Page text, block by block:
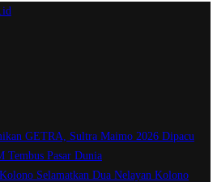
GETRA, Sultra Maimo 2026 Dipacu
Tembus Pasar Dunia
Selamatkan Dua Nelayan Kolono